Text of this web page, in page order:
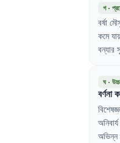
গ·
বর্ষা
কমে যায়
বন্যার
ঘ·
বর্ণনা
অনিবার্য
অভিন্ন